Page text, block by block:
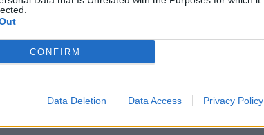
CONFIRM
Data Deletion Data Access Privacy Policy